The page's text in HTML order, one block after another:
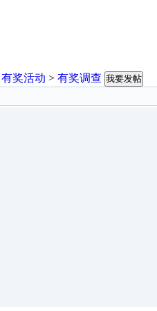
有奖活动 > 有奖调查 我要发帖